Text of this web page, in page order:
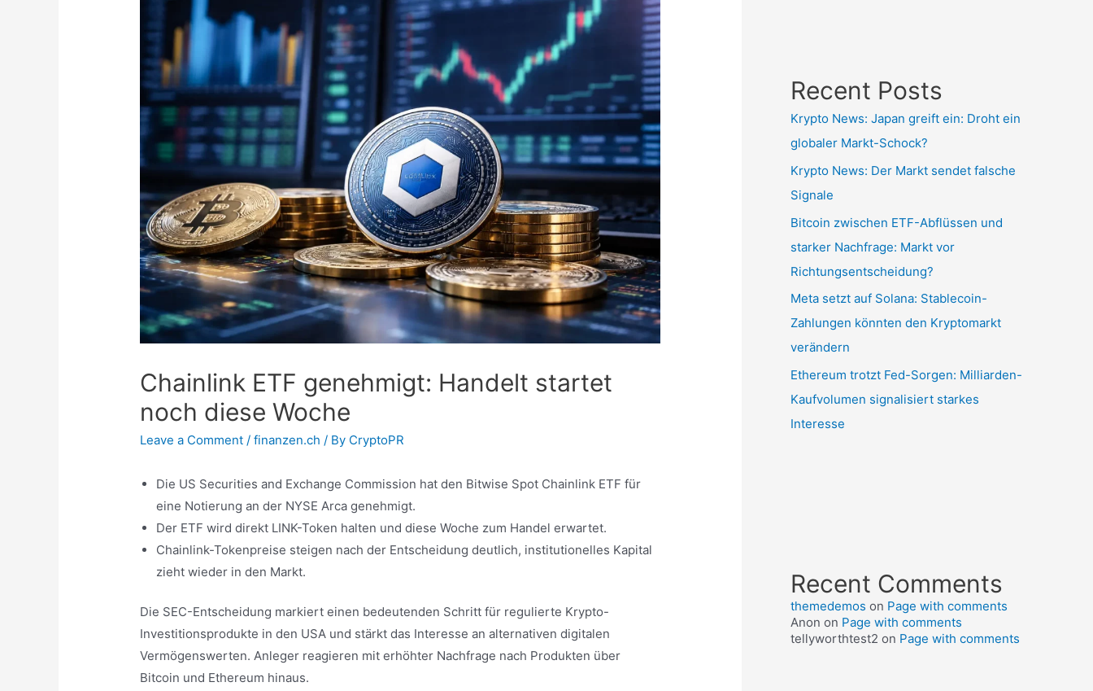
Chainlink ETF genehmigt: Handelt startet
noch diese Woche
Leave a Comment /finanzen.ch / By CryptoPR
Die US Securities and Exchange Commission hat den Bitwise Spot Chainlink ETF für
eine Notierung an der NYSE Arca genehmigt.
Der ETF wird direkt LINK-Token halten und diese Woche zum Handel erwartet.
Chainlink-Tokenpreise steigen nach der Entscheidung deutlich, institutionelles Kapital
zieht wieder in den Markt.
Die SEC-Entscheidung markiert einen bedeutenden Schritt für regulierte Krypto-
Investitionsprodukte in den USA und stärkt das Interesse an alternativen digitalen
Vermögenswerten. Anleger reagieren mit erhöhter Nachfrage nach Produkten über
Bitcoin und Ethereum hinaus.
Recent Posts
Krypto News: Japan greift ein: Droht ein
globaler Markt-Schock?
Krypto News: Der Markt sendet falsche
Signale
Bitcoin zwischen ETF-Abflüssen und
starker Nachfrage: Markt vor
Richtungsentscheidung?
Meta setzt auf Solana: Stablecoin-
Zahlungen könnten den Kryptomarkt
verändern
Ethereum trotzt Fed-Sorgen: Milliarden-
Kaufvolumen signalisiert starkes
Interesse
Recent Comments
themedemos on Page with comments
Anon on Page with comments
tellyworthtest2 on Page with comments